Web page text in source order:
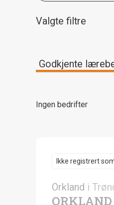
Valgte filtre
Godkjente
Ingen bedrifter
Ikke registrert
Orkland i